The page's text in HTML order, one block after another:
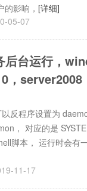
影响， [详细]
05-07
台运行，
，
反程序设置为
， 对应的是
脚本， 运行时会有
11-17